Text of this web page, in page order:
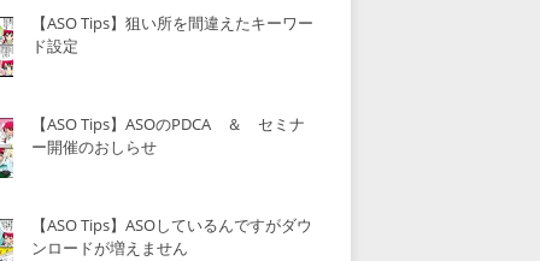
【ASO Tips】狙い所を間違えたキーワー
ド設定
【ASO Tips】ASOのPDCA ＆ セミナ
ー開催のおしらせ
【ASO Tips】ASOしているんですがダウ
ンロードが増えません